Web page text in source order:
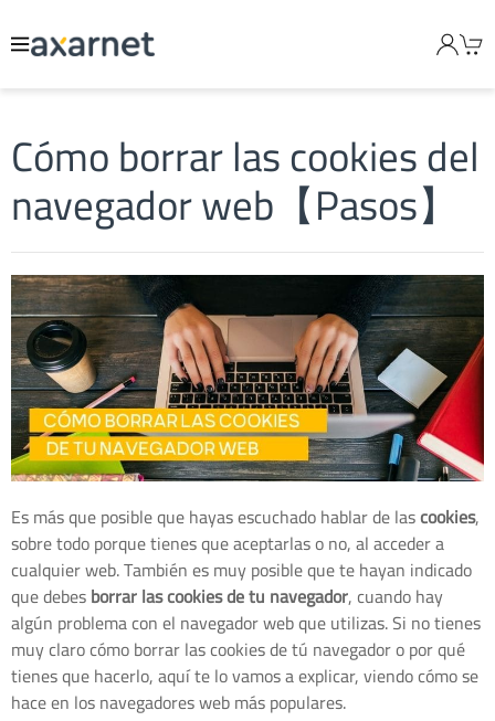
Cómo borrar las cookies del
navegador web【Pasos】
Es más que posible que hayas escuchado hablar de lascookies,
sobre todo porque tienes que aceptarlas o no, al acceder a
cualquier web. También es muy posible que te hayan indicado
que debesborrar las cookies de tu navegador, cuando hay
algún problema con el navegador web que utilizas. Si no tienes
muy claro cómo borrar las cookies de tú navegador o por qué
tienes que hacerlo, aquí te lo vamos a explicar, viendo cómo se
hace en los navegadores web más populares.